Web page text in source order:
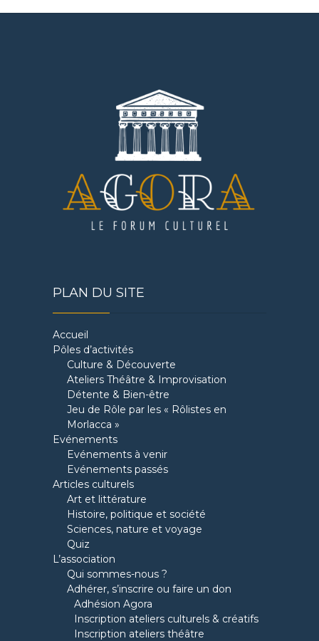
PLAN DU SITE
Accueil
Pôles d’activités
Culture & Découverte
Ateliers Théâtre & Improvisation
Détente & Bien-être
Jeu de Rôle par les « Rôlistes en
Morlacca »
Evénements
Evénements à venir
Evénements passés
Articles culturels
Art et littérature
Histoire, politique et société
Sciences, nature et voyage
Quiz
L’association
Qui sommes-nous ?
Adhérer, s’inscrire ou faire un don
Adhésion Agora
Inscription ateliers culturels & créatifs
Inscription ateliers théâtre